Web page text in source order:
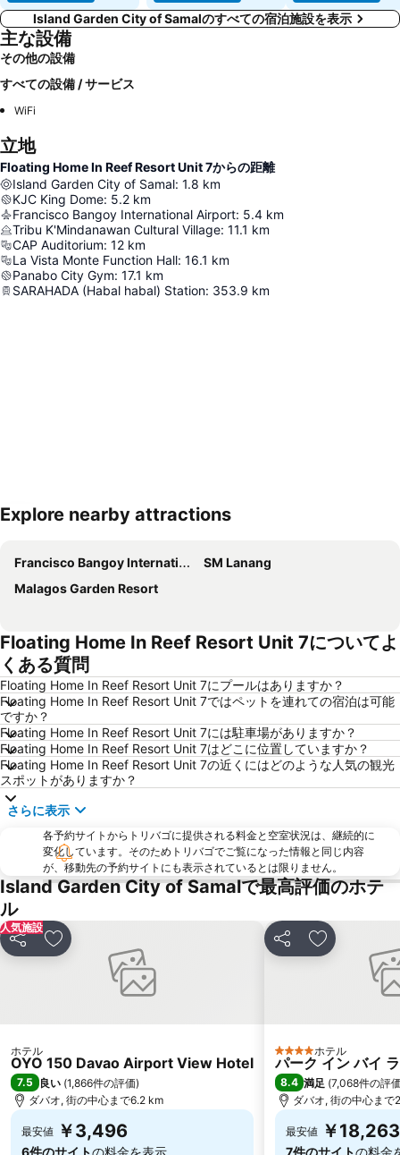
Island Garden City of Samalのすべての宿泊施設を表示
主な設備
その他の設備
すべての設備 / サービス
WiFi
立地
Floating Home In Reef Resort Unit 7からの距離
Island Garden City of Samal: 1.8 km
KJC King Dome: 5.2 km
Francisco Bangoy International Airport: 5.4 km
Tribu K'Mindanawan Cultural Village: 11.1 km
CAP Auditorium: 12 km
La Vista Monte Function Hall: 16.1 km
Panabo City Gym: 17.1 km
SARAHADA (Habal habal) Station: 353.9 km
Explore nearby attractions
Francisco Bangoy International Airport
SM Lanang
Malagos Garden Resort
Floating Home In Reef Resort Unit 7についてよ
くある質問
Floating Home In Reef Resort Unit 7にプールはありますか？
Floating Home In Reef Resort Unit 7ではペットを連れての宿泊は可能
ですか？
Floating Home In Reef Resort Unit 7には駐車場がありますか？
Floating Home In Reef Resort Unit 7はどこに位置していますか？
Floating Home In Reef Resort Unit 7の近くにはどのような人気の観光
スポットがありますか？
さらに表示
各予約サイトからトリバゴに提供される料金と空室状況は、継続的に
変化しています。そのためトリバゴでご覧になった情報と同じ内容
が、移動先の予約サイトにも表示されているとは限りません。
Island Garden City of Samalで最高評価のホテ
ル
人気施設
シェア お気に入りに追加
ホテル
OYO 150 Davao Airport View Hotel
7.5 良い (1,866件の評価)
ダバオ, 街の中心まで6.2 km
最安値 ￥3,496
6件のサイトの料金を表示
シェア お気に入り
4 ホテルのランク
ホテル
パーク イン バイ
8.4 満足 (7,068件の評
ダバオ, 街の中心まで
最安値 ￥18,263
7件のサイトの料金